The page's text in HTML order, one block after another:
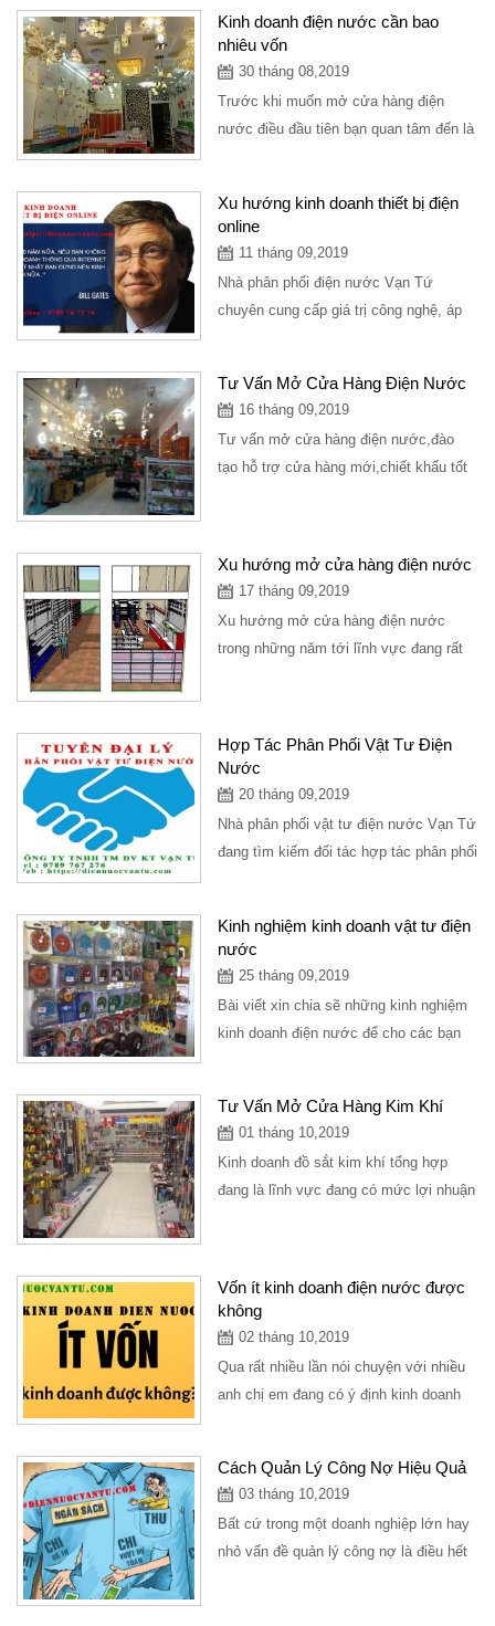
Kinh doanh điện nước cần bao
nhiêu vốn
30 tháng 08,2019
Trước khi muốn mở cửa hàng điện
nước điều đầu tiên bạn quan tâm đến là
Xu hướng kinh doanh thiết bị điện
online
11 tháng 09,2019
Nhà phân phối điện nước Vạn Tứ
chuyên cung cấp giá trị công nghệ, áp
Tư Vấn Mở Cửa Hàng Điện Nước
16 tháng 09,2019
Tư vấn mở cửa hàng điện nước,đào
tạo hỗ trợ cửa hàng mới,chiết khấu tốt
Xu hướng mở cửa hàng điện nước
17 tháng 09,2019
Xu hướng mở cửa hàng điện nước
trong những năm tới lĩnh vực đang rất
Hợp Tác Phân Phối Vật Tư Điện
Nước
20 tháng 09,2019
Nhà phân phối vật tư điện nước Vạn Tứ
đang tìm kiếm đối tác hợp tác phân phối
Kinh nghiệm kinh doanh vật tư điện
nước
25 tháng 09,2019
Bài viết xin chia sẽ những kinh nghiệm
kinh doanh điện nước để cho các bạn
Tư Vấn Mở Cửa Hàng Kim Khí
01 tháng 10,2019
Kinh doanh đồ sắt kim khí tổng hợp
đang là lĩnh vực đang có mức lợi nhuận
Vốn ít kinh doanh điện nước được
không
02 tháng 10,2019
Qua rất nhiều lần nói chuyện với nhiều
anh chị em đang có ý định kinh doanh
Cách Quản Lý Công Nợ Hiệu Quả
03 tháng 10,2019
Bất cứ trong một doanh nghiệp lớn hay
nhỏ vấn đề quản lý công nợ là điều hết